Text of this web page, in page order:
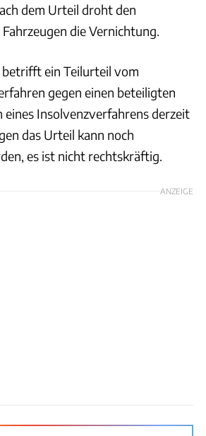
dem Urteil droht den
die Vernichtung.
betrifft ein Teilurteil vom
gegen einen beteiligten
eines Insolvenzverfahrens derzeit
das Urteil kann noch
es ist nicht rechtskräftig.
ANZEIGE